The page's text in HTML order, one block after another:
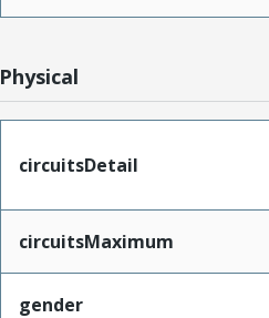
Physical
circuitsDetail
circuitsMaximum
gender